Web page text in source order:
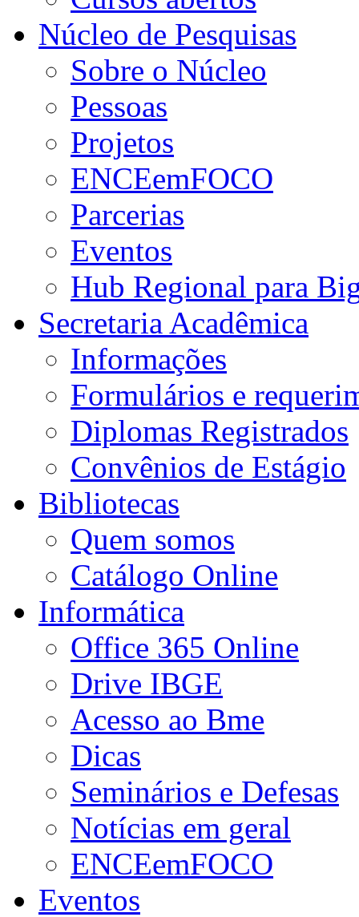
Núcleo de Pesquisas
Sobre o Núcleo
Pessoas
Projetos
ENCEemFOCO
Parcerias
Eventos
Hub Regional para
Secretaria Acadêmica
Informações
Formulários e
Diplomas Registrados
Convênios de Estágio
Bibliotecas
Quem somos
Catálogo Online
Informática
Office 365 Online
Drive IBGE
Acesso ao Bme
Dicas
Seminários e Defesas
Notícias em geral
ENCEemFOCO
Eventos